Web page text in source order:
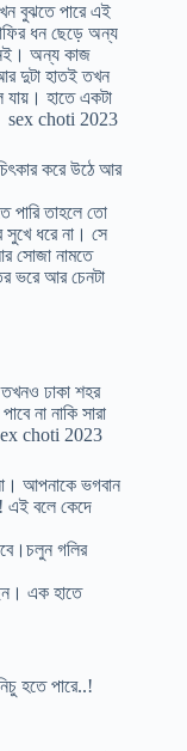
বুঝতে পারে এই
ধন ছেড়ে অন্য
অন্য কাজ
দুটা হাতই তখন
হাতে একটা
sex choti 2023
করে উঠে আর
পারি তাহলে তো
ধরে না। সে
সোজা নামতে
ভরে আর চেনটা
ঢাকা শহর
না নাকি সারা
choti 2023
আপনাকে ভগবান
এই বলে কেদে
গলির
এক হাতে
হতে পারে..!